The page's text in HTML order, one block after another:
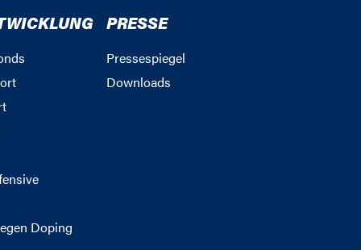
Doping
PRESSE
Pressespiegel
Downloads